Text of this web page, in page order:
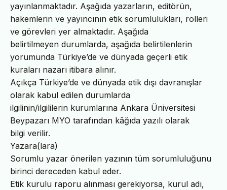
yayınlanmaktadır. Aşağıda yazarların, editörün,
hakemlerin ve yayıncının etik sorumlulukları, rolleri
ve görevleri yer almaktadır. Aşağıda
belirtilmeyen durumlarda, aşağıda belirtilenlerin
yorumunda Türkiye’de ve dünyada geçerli etik
kuraları nazarı itibara alınır.
Açıkça Türkiye’de ve dünyada etik dışı davranışlar
olarak kabul edilen durumlarda
ilgilinin/ilgililerin kurumlarına Ankara Üniversitesi
Beypazarı MYO tarafından kâğıda yazılı olarak
bilgi verilir.
Yazara(lara)
Sorumlu yazar önerilen yazının tüm sorumluluğunu
birinci dereceden kabul eder.
Etik kurulu raporu alınması gerekiyorsa, kurul adı,